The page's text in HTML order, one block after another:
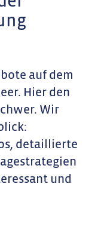
auf dem
Hier den
Wir
detaillierte
und